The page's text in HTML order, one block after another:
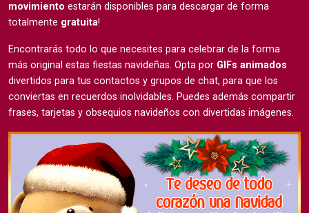
movimiento estarán disponibles para descargar de forma
totalmente gratuita!
Encontrarás todo lo que necesites para celebrar de la forma
más original estas fiestas navideñas. Opta por GIFs animados
divertidos para tus contactos y grupos de chat, para que los
conviertas en recuerdos inolvidables. Puedes además compartir
frases, tarjetas y obsequios navideños con divertidas imágenes.